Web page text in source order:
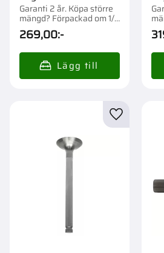
Garanti 2 år. Köpa större
mängd? Förpackad om 1/4
st.
269,00:- st.
Lägg till i